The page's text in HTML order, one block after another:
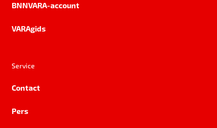
BNNVARA-account
VARAgids
Service
Contact
Pers